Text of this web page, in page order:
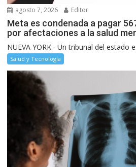
agosto 7, 2026 Editor
Meta es condenada a pagar
por afectaciones a la salud
NUEVA YORK.- Un tribunal del estado
Salud y Tecnología